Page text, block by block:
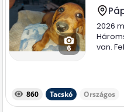
6
2026
van.
860 Tacskó Országos